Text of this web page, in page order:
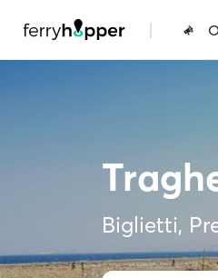
|
Biglietti,